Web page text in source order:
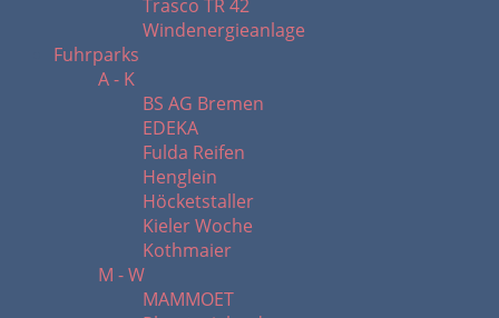
Trasco TR 42
Windenergieanlage
Fuhrparks
A - K
BS AG Bremen
EDEKA
Fulda Reifen
Henglein
Höcketstaller
Kieler Woche
Kothmaier
M - W
MAMMOET